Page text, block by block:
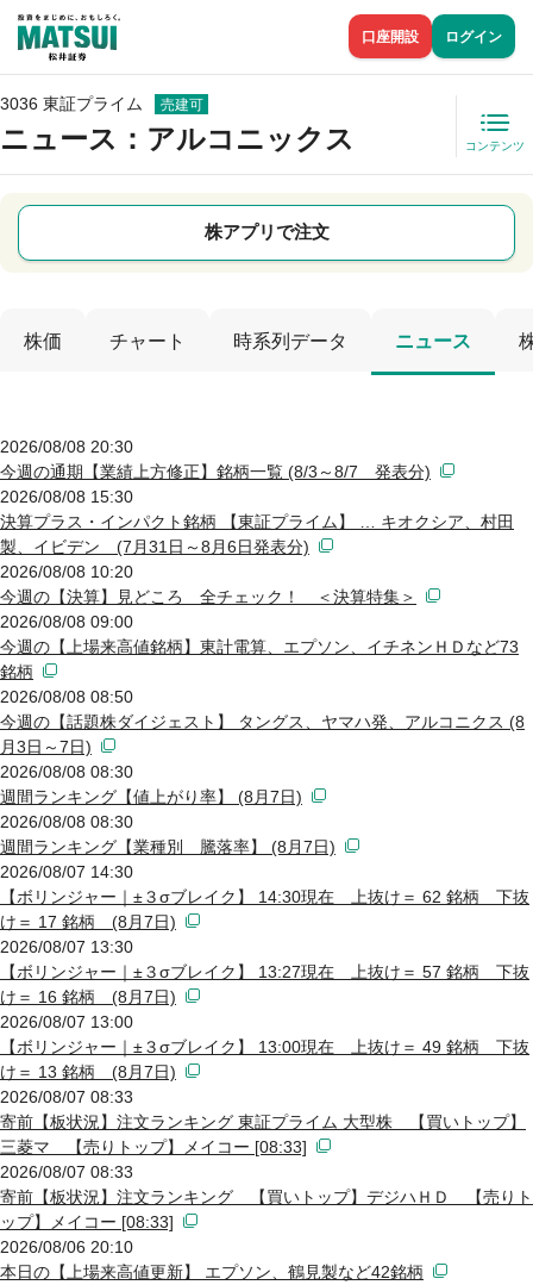
口座開設 ログイン
3036 東証プライム 売建可
ニュース ：アルコニックス コンテンツ
株アプリで注文
株価 チャート 時系列データ ニュース
2026/08/08 20:30
今週の通期【業績上方修正】銘柄一覧 (8/3～8/7 発表分)
2026/08/08 15:30
決算プラス・インパクト銘柄 【東証プライム】 … キオクシア、村田
製、イビデン (7月31日～8月6日発表分)
2026/08/08 10:20
今週の【決算】見どころ 全チェック！ ＜決算特集＞
2026/08/08 09:00
今週の【上場来高値銘柄】東計電算、エプソン、イチネンＨＤなど73
銘柄
2026/08/08 08:50
今週の【話題株ダイジェスト】 タングス、ヤマハ発、アルコニクス (8
月3日～7日)
2026/08/08 08:30
週間ランキング【値上がり率】 (8月7日)
2026/08/08 08:30
週間ランキング【業種別 騰落率】 (8月7日)
2026/08/07 14:30
【ボリンジャー｜±３σブレイク】 14:30現在 上抜け＝ 62 銘柄 下抜
け＝ 17 銘柄 (8月7日)
2026/08/07 13:30
【ボリンジャー｜±３σブレイク】 13:27現在 上抜け＝ 57 銘柄 下抜
け＝ 16 銘柄 (8月7日)
2026/08/07 13:00
【ボリンジャー｜±３σブレイク】 13:00現在 上抜け＝ 49 銘柄 下抜
け＝ 13 銘柄 (8月7日)
2026/08/07 08:33
寄前【板状況】注文ランキング 東証プライム 大型株 【買いトップ】
三菱マ 【売りトップ】メイコー [08:33]
2026/08/07 08:33
寄前【板状況】注文ランキング 【買いトップ】デジハＨＤ 【売りト
ップ】メイコー [08:33]
2026/08/06 20:10
本日の【上場来高値更新】 エプソン、鶴見製など42銘柄